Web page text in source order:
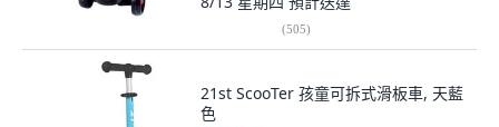
(505)
21st ScooTer 孩童可拆式滑板車, 天藍
色